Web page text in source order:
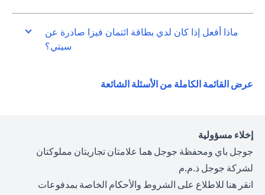
ماذا أفعل إذا كان لدي بطاقة ائتمان فيزا صادرة عن
سيتي؟
عرض القائمة الكاملة من الأسئلة الشائعة
إخلاء مسؤولية
جوجل باي ومحفظة جوجل هما علامتان تجاريتان مملوكتان
لشركة جوجل ذ.م.م
انقر هنا للاطلاع على الشروط والأحكام الخاصة بمدفوعات